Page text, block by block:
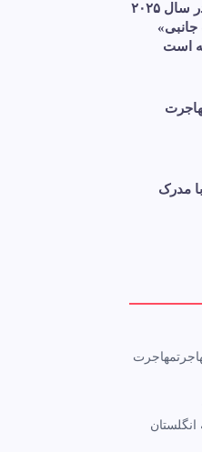
پناهندگی در فرانسه: در سال ۲۰۲۵
است
مدرک
مهاجرت